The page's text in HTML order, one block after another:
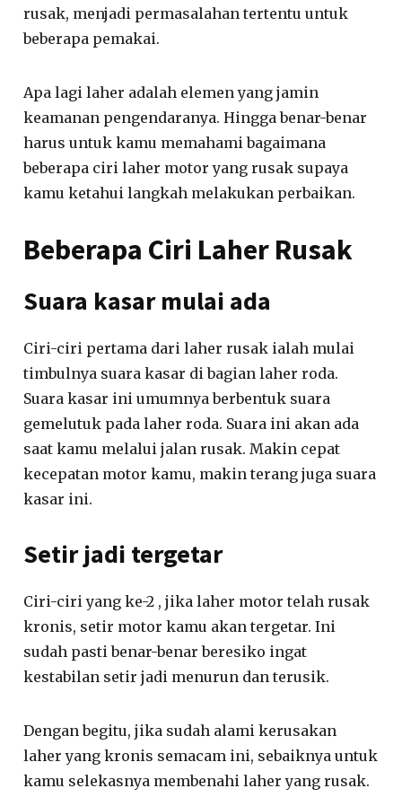
rusak, menjadi permasalahan tertentu untuk
beberapa pemakai.
Apa lagi laher adalah elemen yang jamin
keamanan pengendaranya. Hingga benar-benar
harus untuk kamu memahami bagaimana
beberapa ciri laher motor yang rusak supaya
kamu ketahui langkah melakukan perbaikan.
Beberapa Ciri Laher Rusak
Suara kasar mulai ada
Ciri-ciri pertama dari laher rusak ialah mulai
timbulnya suara kasar di bagian laher roda.
Suara kasar ini umumnya berbentuk suara
gemelutuk pada laher roda. Suara ini akan ada
saat kamu melalui jalan rusak. Makin cepat
kecepatan motor kamu, makin terang juga suara
kasar ini.
Setir jadi tergetar
Ciri-ciri yang ke-2 , jika laher motor telah rusak
kronis, setir motor kamu akan tergetar. Ini
sudah pasti benar-benar beresiko ingat
kestabilan setir jadi menurun dan terusik.
Dengan begitu, jika sudah alami kerusakan
laher yang kronis semacam ini, sebaiknya untuk
kamu selekasnya membenahi laher yang rusak.